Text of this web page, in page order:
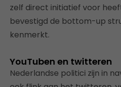
zelf direct initiatief voor
bevestigd de bottom-up
kenmerkt.
YouTuben en twitteren
Nederlandse politici zijn in